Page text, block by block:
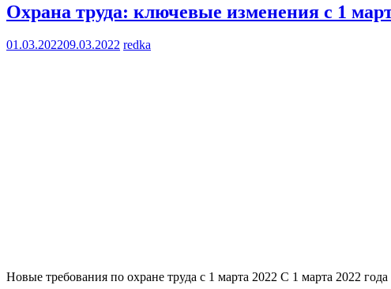
Охрана труда: ключевые изменения с 1
01.03.202209.03.2022 redka
Новые требования по охране труда с 1 марта 2022 С 1 марта 2022